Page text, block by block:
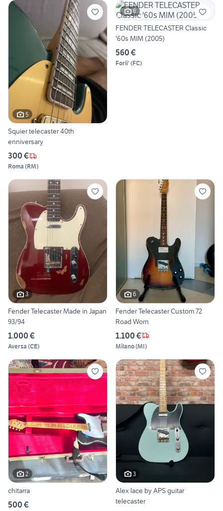
5
Squier telecaster 40th
enniversary
300 €
Roma (RM)
6
FENDER TELECASTER Classic
'60s MIM (2005)
560 €
Forli' (FC)
3
Fender Telecaster Made in Japan
93/94
1.000 €
Aversa (CE)
6
Fender Telecaster Custom 72
Road Worn
1.100 €
Milano(MI)
2
chitarra
500 €
3
Alex lace by APS guitar
telecaster